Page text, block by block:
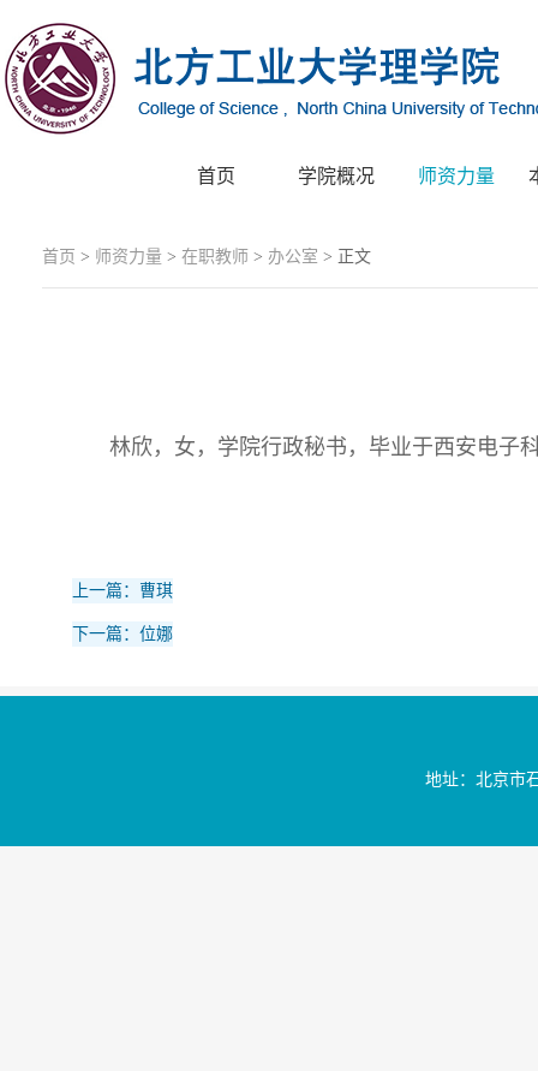
首页 学院概况 师资力量
首页 > 师资力量 > 在职教师 > 办公室 > 正文
林欣，女，学院行政秘书，毕业于西安电子
上一篇：曹琪
下一篇：位娜
地址：北京市